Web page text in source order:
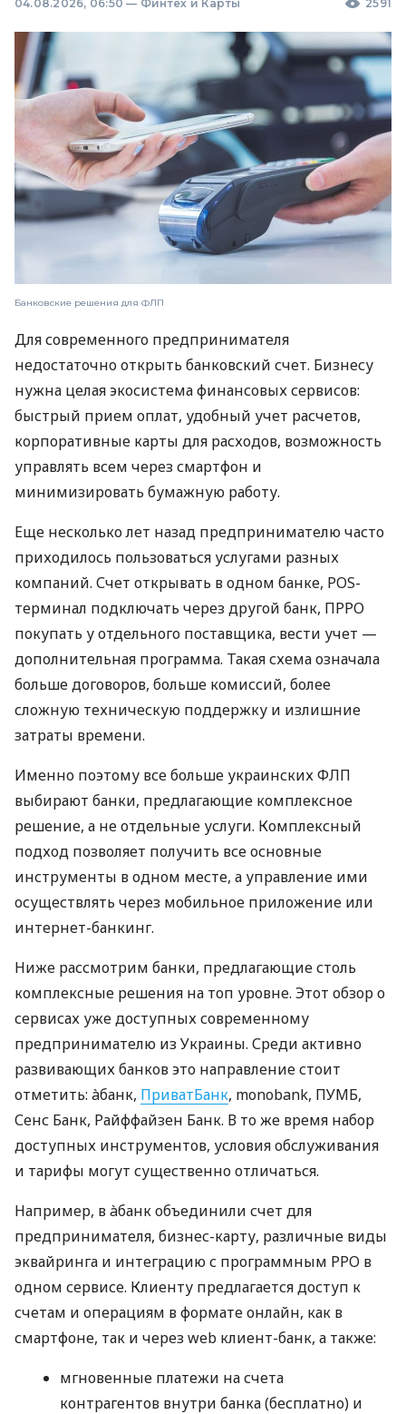
04.08.2026, 06:50 — Финтех и Карты 2591
Банковские решения для ФЛП
Для современного предпринимателя
недостаточно открыть банковский счет. Бизнесу
нужна целая экосистема финансовых сервисов:
быстрый прием оплат, удобный учет расчетов,
корпоративные карты для расходов, возможность
управлять всем через смартфон и
минимизировать бумажную работу.
Еще несколько лет назад предпринимателю часто
приходилось пользоваться услугами разных
компаний. Счет открывать в одном банке, POS-
терминал подключать через другой банк, ПРРО
покупать у отдельного поставщика, вести учет —
дополнительная программа. Такая схема означала
больше договоров, больше комиссий, более
сложную техническую поддержку и излишние
затраты времени.
Именно поэтому все больше украинских ФЛП
выбирают банки, предлагающие комплексное
решение, а не отдельные услуги. Комплексный
подход позволяет получить все основные
инструменты в одном месте, а управление ими
осуществлять через мобильное приложение или
интернет-банкинг.
Ниже рассмотрим банки, предлагающие столь
комплексные решения на топ уровне. Этот обзор о
сервисах уже доступных современному
предпринимателю из Украины. Среди активно
развивающих банков это направление стоит
отметить: àбанк, ПриватБанк, monobank, ПУМБ,
Сенс Банк, Райффайзен Банк. В то же время набор
доступных инструментов, условия обслуживания
и тарифы могут существенно отличаться.
Например, в àбанк объединили счет для
предпринимателя, бизнес-карту, различные виды
эквайринга и интеграцию с программным РРО в
одном сервисе. Клиенту предлагается доступ к
счетам и операциям в формате онлайн, как в
смартфоне, так и через web клиент-банк, а также:
мгновенные платежи на счета
контрагентов внутри банка (бесплатно) и